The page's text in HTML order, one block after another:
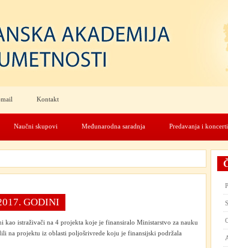
Kontakt
Naučni skupovi Međunarodna saradnja Predavanja i koncerti
GODINI
istraživači na 4 projekta koje je finansiralo Ministarstvo za nauku
na projektu iz oblasti poljošrivrede koju je finansijski podržala